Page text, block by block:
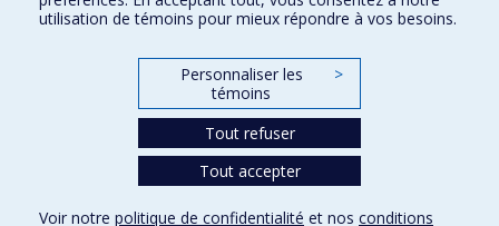
FACULTÉ DES ARTS ET DES SCIENCES
Nos départements et écoles
utilisation de témoins pour mieux répondre à vos besoins.
Personnaliser les
témoins
>
Tout refuser
Tout accepter
Voir notre politique de confidentialité et nos conditions